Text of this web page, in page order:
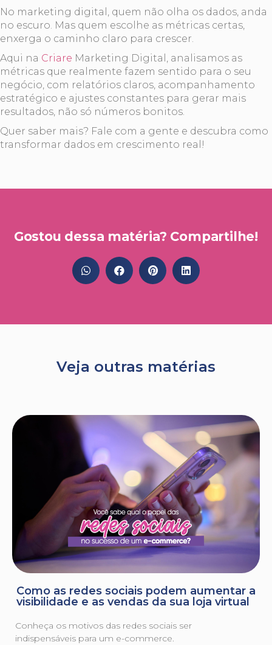
No marketing digital, quem não olha os dados, anda
no escuro. Mas quem escolhe as métricas certas,
enxerga o caminho claro para crescer.
Aqui na Criare Marketing Digital, analisamos as
métricas que realmente fazem sentido para o seu
negócio, com relatórios claros, acompanhamento
estratégico e ajustes constantes para gerar mais
resultados, não só números bonitos.
Quer saber mais? Fale com a gente e descubra como
transformar dados em crescimento real!
Gostou dessa matéria? Compartilhe!
Veja outras matérias
Como as redes sociais podem aumentar a
visibilidade e as vendas da sua loja virtual
Conheça os motivos das redes sociais ser
indispensáveis para um e-commerce.